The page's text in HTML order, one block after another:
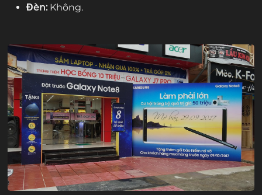
Đèn: Không.